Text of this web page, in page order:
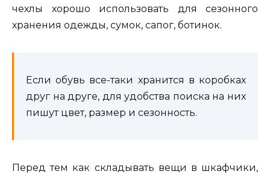
чехлы хорошо использовать для сезонного
хранения одежды, сумок, сапог, ботинок.
Если обувь все-таки хранится в коробках
друг на друге, для удобства поиска на них
пишут цвет, размер и сезонность.
Перед тем как складывать вещи в шкафчики,